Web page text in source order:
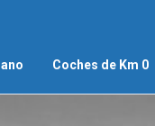
Coches de Km 0